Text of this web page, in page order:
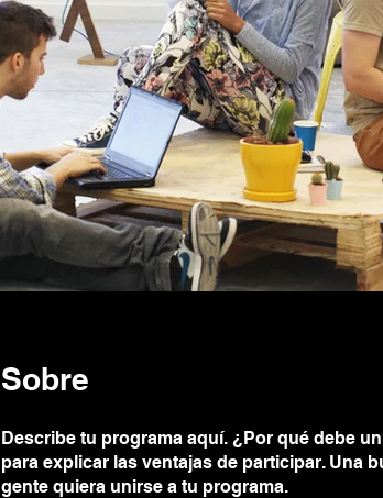
Sobre
Describe tu programa aquí. ¿Por qué debe
para explicar las ventajas de participar. Una
gente quiera unirse a tu programa.